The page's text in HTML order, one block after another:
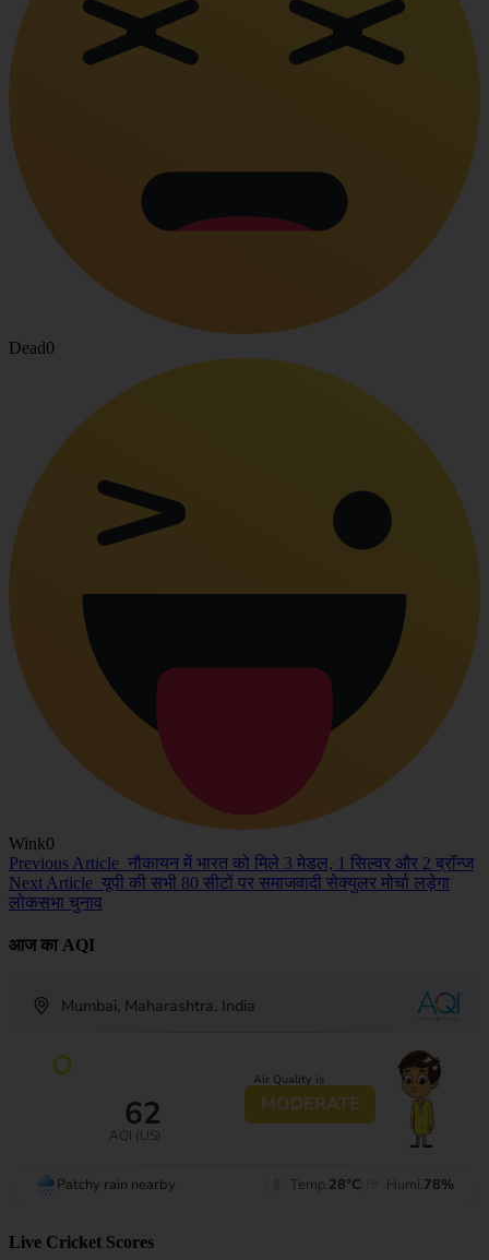
Dead0
Wink0
Previous Article नौकायन में भारत को मिले 3 मेडल, 1 सिल्वर और 2 ब्रॉन्ज
Next Article यूपी की सभी 80 सीटों पर समाजवादी सेक्युलर मोर्चा लड़ेगा
लोकसभा चुनाव
आज का AQI
Live Cricket Scores